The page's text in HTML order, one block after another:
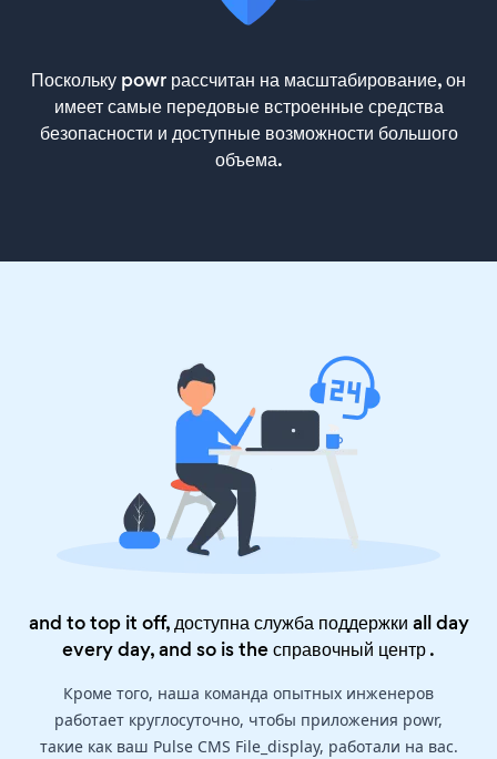
Поскольку powr рассчитан на масштабирование, он
имеет самые передовые встроенные средства
безопасности и доступные возможности большого
объема.
and to top it off, доступна служба поддержки all day
every day, and so is theсправочный центр.
Кроме того, наша команда опытных инженеров
работает круглосуточно, чтобы приложения powr,
такие как ваш Pulse CMS File_display, работали на вас.